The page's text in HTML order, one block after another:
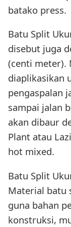
batako press.
Batu Split
disebut juga
(centi meter).
diaplikasikan
pengaspalan
sampai jalan
akan dibaur
Plant atau
hot mixed.
Batu Split
Material batu
guna bahan
konstruksi,